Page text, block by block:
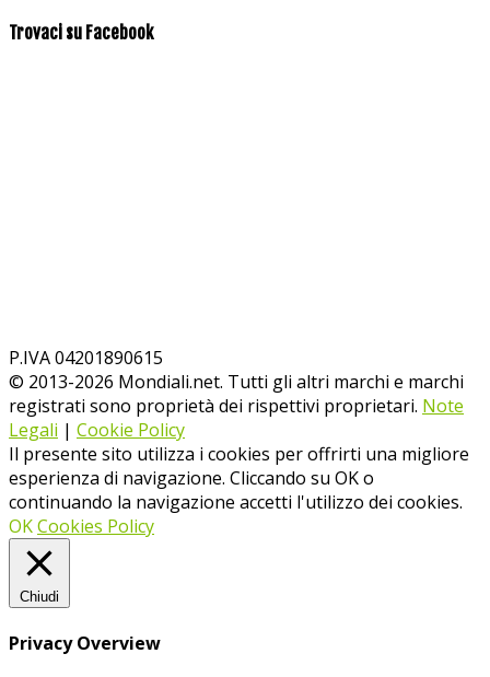
Trovaci su Facebook
P.IVA 04201890615
© 2013-2026 Mondiali.net. Tutti gli altri marchi e marchi
registrati sono proprietà dei rispettivi proprietari. Note
Legali | Cookie Policy
Il presente sito utilizza i cookies per offrirti una migliore
esperienza di navigazione. Cliccando su OK o
continuando la navigazione accetti l'utilizzo dei cookies.
OKCookies Policy
Chiudi
Privacy Overview